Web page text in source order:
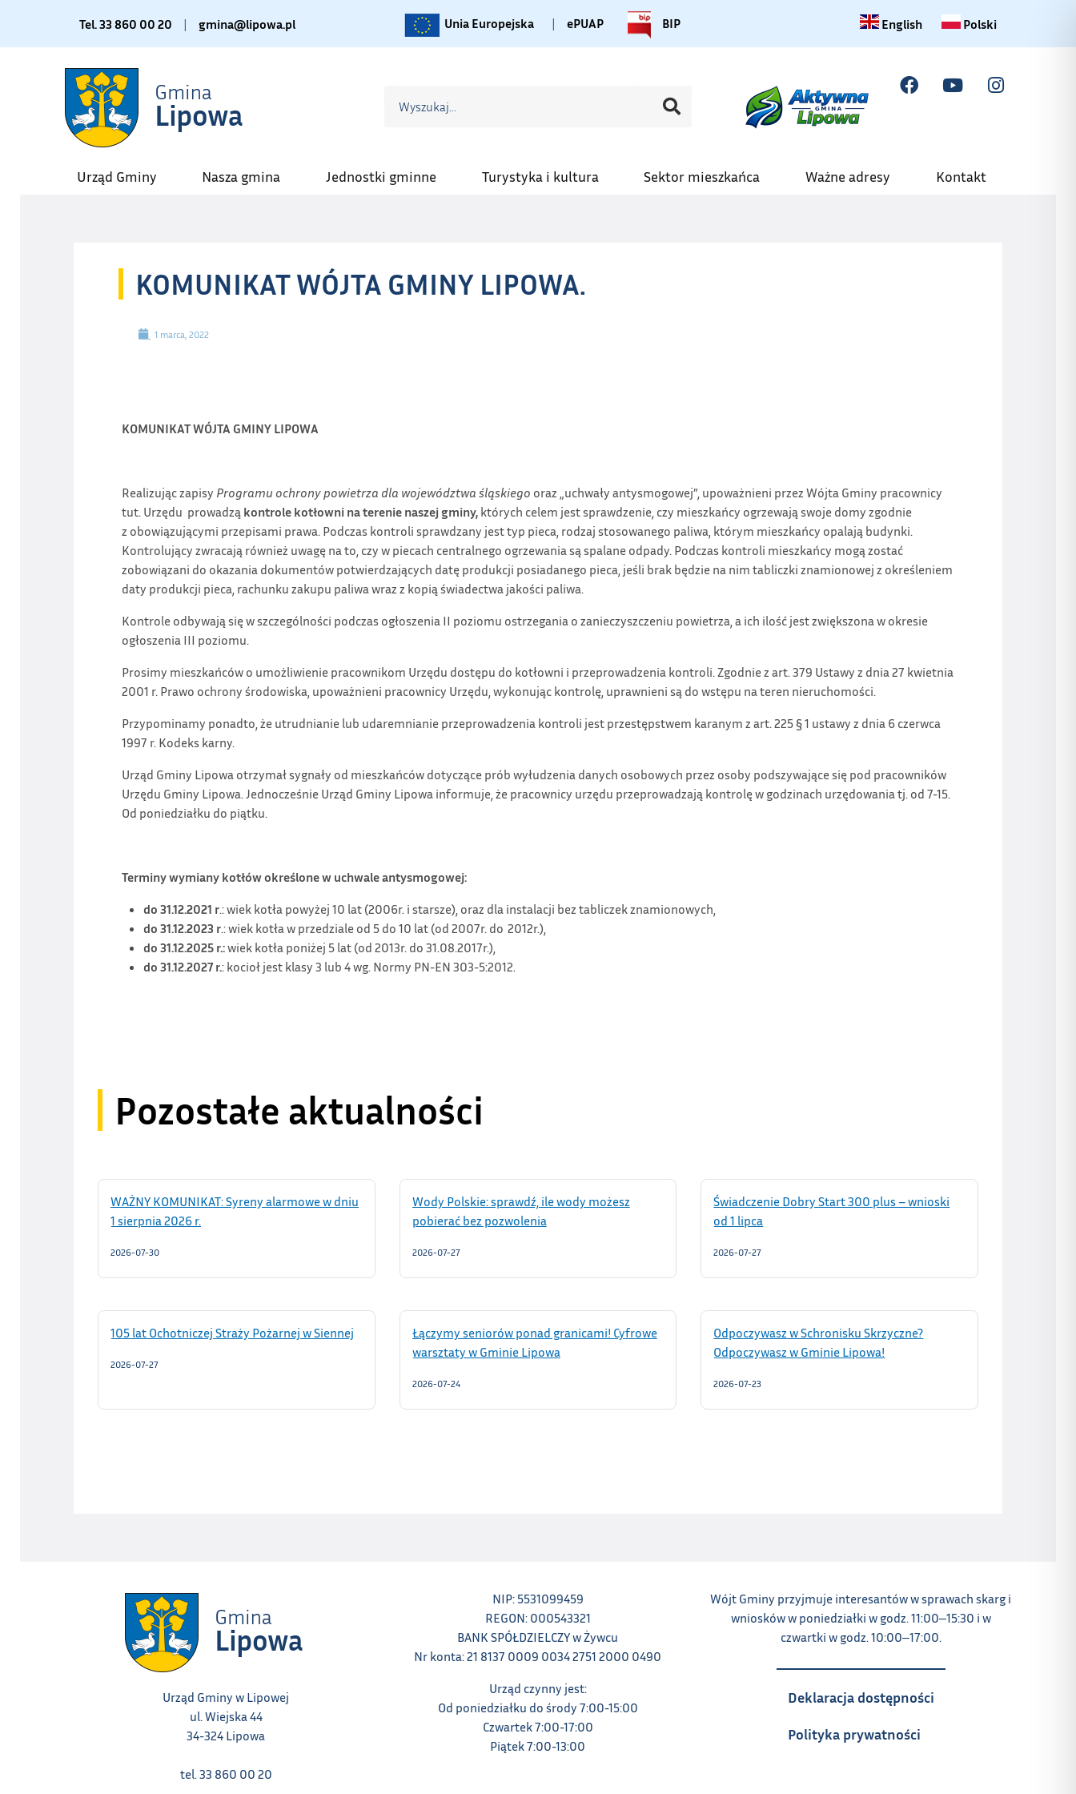
Tel. 33 860 00 20 | gmina@lipowa.pl Unia Europejska | ePUAP BIP Change language to English
English Zmiana języka na polski
Polski
Urząd Gminy Nasza gmina Jednostki gminne Turystyka i kultura Sektor mieszkańca Ważne adresy Kontakt
KOMUNIKAT WÓJTA GMINY LIPOWA.
1 marca, 2022
KOMUNIKAT WÓJTA GMINY LIPOWA
Realizując zapisy Programu ochrony powietrza dla województwa śląskiego oraz „uchwały antysmogowej”, upoważnieni przez Wójta Gminy pracownicy
tut. Urzędu prowadzą kontrole kotłowni na terenie naszej gminy, których celem jest sprawdzenie, czy mieszkańcy ogrzewają swoje domy zgodnie
z obowiązującymi przepisami prawa. Podczas kontroli sprawdzany jest typ pieca, rodzaj stosowanego paliwa, którym mieszkańcy opalają budynki.
Kontrolujący zwracają również uwagę na to, czy w piecach centralnego ogrzewania są spalane odpady. Podczas kontroli mieszkańcy mogą zostać
zobowiązani do okazania dokumentów potwierdzających datę produkcji posiadanego pieca, jeśli brak będzie na nim tabliczki znamionowej z określeniem
daty produkcji pieca, rachunku zakupu paliwa wraz z kopią świadectwa jakości paliwa.
Kontrole odbywają się w szczególności podczas ogłoszenia II poziomu ostrzegania o zanieczyszczeniu powietrza, a ich ilość jest zwiększona w okresie
ogłoszenia III poziomu.
Prosimy mieszkańców o umożliwienie pracownikom Urzędu dostępu do kotłowni i przeprowadzenia kontroli. Zgodnie z art. 379 Ustawy z dnia 27 kwietnia
2001 r. Prawo ochrony środowiska, upoważnieni pracownicy Urzędu, wykonując kontrolę, uprawnieni są do wstępu na teren nieruchomości.
Przypominamy ponadto, że utrudnianie lub udaremnianie przeprowadzenia kontroli jest przestępstwem karanym z art. 225 § 1 ustawy z dnia 6 czerwca
1997 r. Kodeks karny.
Urząd Gminy Lipowa otrzymał sygnały od mieszkańców dotyczące prób wyłudzenia danych osobowych przez osoby podszywające się pod pracowników
Urzędu Gminy Lipowa. Jednocześnie Urząd Gminy Lipowa informuje, że pracownicy urzędu przeprowadzają kontrolę w godzinach urzędowania tj. od 7-15.
Od poniedziałku do piątku.
Terminy wymiany kotłów określone w uchwale antysmogowej:
do 31.12.2021 r.: wiek kotła powyżej 10 lat (2006r. i starsze), oraz dla instalacji bez tabliczek znamionowych,
do 31.12.2023 r.: wiek kotła w przedziale od 5 do 10 lat (od 2007r. do 2012r.),
do 31.12.2025 r.:wiek kotła poniżej 5 lat (od 2013r. do 31.08.2017r.),
do 31.12.2027 r.: kocioł jest klasy 3 lub 4 wg. Normy PN-EN 303-5:2012.
Pozostałe aktualności
WAŻNY KOMUNIKAT: Syreny alarmowe w dniu
1 sierpnia 2026 r.
2026-07-30
Wody Polskie: sprawdź, ile wody możesz
pobierać bez pozwolenia
2026-07-27
Świadczenie Dobry Start 300 plus – wnioski
od 1 lipca
2026-07-27
105 lat Ochotniczej Straży Pożarnej w Siennej
2026-07-27
Łączymy seniorów ponad granicami! Cyfrowe
warsztaty w Gminie Lipowa
2026-07-24
Odpoczywasz w Schronisku Skrzyczne?
Odpoczywasz w Gminie Lipowa!
2026-07-23
Urząd Gminy w Lipowej
ul. Wiejska 44
34-324 Lipowa
tel. 33 860 00 20
NIP: 5531099459
REGON: 000543321
BANK SPÓŁDZIELCZY w Żywcu
Nr konta: 21 8137 0009 0034 2751 2000 0490
Urząd czynny jest:
Od poniedziałku do środy 7:00-15:00
Czwartek 7:00-17:00
Piątek 7:00-13:00
Wójt Gminy przyjmuje interesantów w sprawach skarg i
wniosków w poniedziałki w godz. 11:00‒15:30 i w
czwartki w godz. 10:00‒17:00.
Deklaracja dostępności
Polityka prywatności